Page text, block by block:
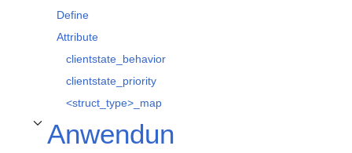
Define
Attribute
clientstate_behavior
clientstate_priority
<struct_type>_map
Anwendun
Unterabschnitt Anwendungsbeispiele umschalten